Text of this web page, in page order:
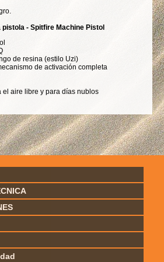
pistola - Spitfire Machine Pistol
de resina (estilo Uzi)
de activación completa
el aire libre y para días nublos